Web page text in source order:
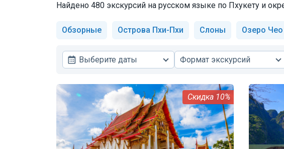
Найдено 480 экскурсий на русском языке по Пхукету и
Обзорные Острова Пхи-Пхи Слоны Озеро
Выберите даты Формат экскурсий
10%